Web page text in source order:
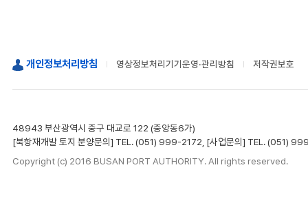
개인정보처리방침 영상정보처리기기운영·관리방침 저작권보호
48943 부산광역시 중구 대교로 122 (중앙동6가)
[북항재개발 토지 분양문의] TEL. (051) 999-2172, [사업문의] TEL. (051)
Copyright (c) 2016 BUSAN PORT AUTHORITY. All rights reserved.